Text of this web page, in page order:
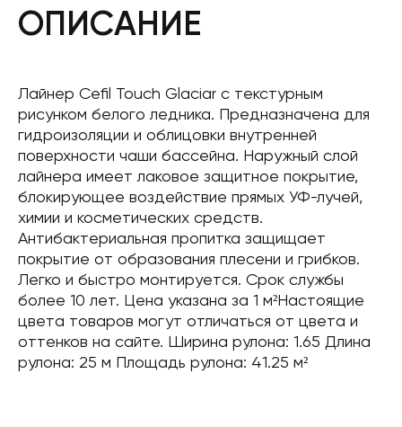
ОПИСАНИЕ
Лайнер Cefil Touch Glaciar с текстурным
рисунком белого ледника. Предназначена для
гидроизоляции и облицовки внутренней
поверхности чаши бассейна. Наружный слой
лайнера имеет лаковое защитное покрытие,
блокирующее воздействие прямых УФ-лучей,
химии и косметических средств.
Антибактериальная пропитка защищает
покрытие от образования плесени и грибков.
Легко и быстро монтируется. Срок службы
более 10 лет. Цена указана за 1 м²Настоящие
цвета товаров могут отличаться от цвета и
оттенков на сайте. Ширина рулона: 1.65 Длина
рулона: 25 м Площадь рулона: 41.25 м²